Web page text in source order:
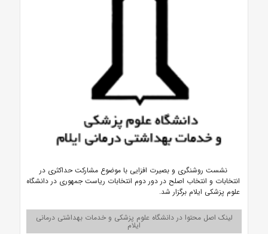
نشست روشنگری و بصیرت افزایی با موضوع مشارکت حداکثری در
انتخابات و انتخاب اصلح در دور دوم انتخابات ریاست جمهوری در دانشگاه
علوم پزشکی ایلام برگزار شد.
لینک اصل محتوا در دانشگاه علوم پزشکی و خدمات بهداشتی درمانی
ایلام